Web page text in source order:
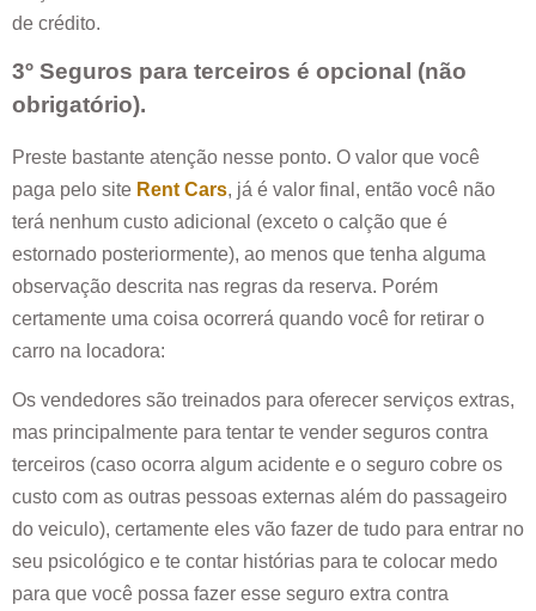
de crédito.
3º Seguros para terceiros é opcional (não
obrigatório).
Preste bastante atenção nesse ponto. O valor que você
paga pelo site Rent Cars, já é valor final, então você não
terá nenhum custo adicional (exceto o calção que é
estornado posteriormente), ao menos que tenha alguma
observação descrita nas regras da reserva. Porém
certamente uma coisa ocorrerá quando você for retirar o
carro na locadora:
Os vendedores são treinados para oferecer serviços extras,
mas principalmente para tentar te vender seguros contra
terceiros (caso ocorra algum acidente e o seguro cobre os
custo com as outras pessoas externas além do passageiro
do veiculo), certamente eles vão fazer de tudo para entrar no
seu psicológico e te contar histórias para te colocar medo
para que você possa fazer esse seguro extra contra